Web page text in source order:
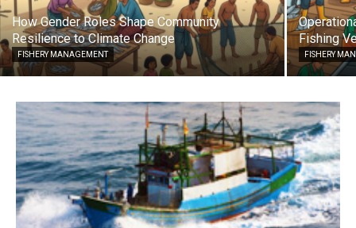
How Gender Roles Shape Community
Resilience to Climate Change
FISHERY MANAGEMENT
Fishing
FISHERY